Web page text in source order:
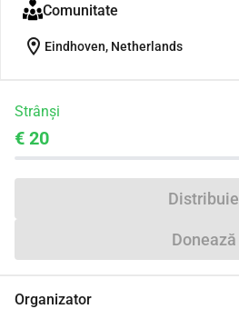
Comunitate
location_on Eindhoven, Netherlands
Strânși
€ 20
Distribuie
Donează
Organizator